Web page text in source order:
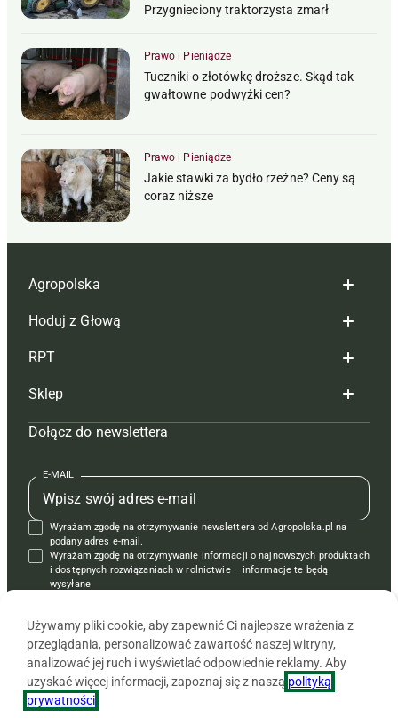
Przygnieciony traktorzysta zmarł
Prawo i Pieniądze
Tuczniki o złotówkę droższe. Skąd tak
gwałtowne podwyżki cen?
Prawo i Pieniądze
Jakie stawki za bydło rzeźne? Ceny są
coraz niższe
Agropolska
Redakcja
Reklama
Tagi
Mapa serwisu
Kontakt
Regulamin
Polityka prywatności
Hoduj z Głową
Hoduj z głową bydło
Hoduj z głową świnie
Prenumerata
Redakcja
Kontakt
Reklama
RPT
Redakcja
Prenumerata
Reklama
Kontakt
Krzyżówki
Sklep
Czasopisma i prenumerata
Książki
Regulamin
Dołącz do newslettera
E-MAIL
Wyrażam zgodę na otrzymywanie newslettera od Agropolska.pl na
podany adres e-mail.
Wyrażam zgodę na otrzymywanie informacji o najnowszych produktach
i dostępnych rozwiązaniach w rolnictwie – informacje te będą
wysyłane
Używamy pliki cookie, aby zapewnić Ci najlepsze wrażenia z
przeglądania, personalizować zawartość naszej witryny,
analizować jej ruch i wyświetlać odpowiednie reklamy. Aby
uzyskać więcej informacji, zapoznaj się z naszą polityką
prywatności